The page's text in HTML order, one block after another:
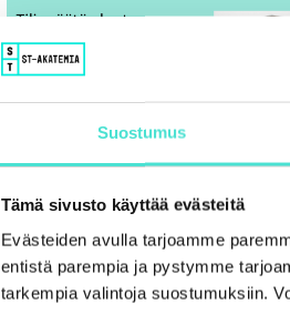
Suostumus
Tämä sivusto käyttää evästeitä
Evästeiden avulla tarjoamme
entistä parempia ja pystymme
tarkempia valintoja suostumuksiin.
Tilinpäätös kertoo
yrityksestä paljon –
mutta ymmärrätkö